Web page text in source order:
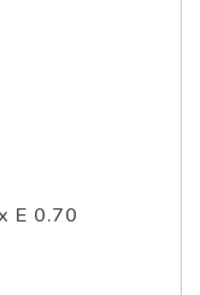
E 0.70